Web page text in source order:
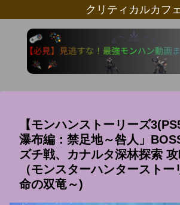
クリティカルカフ
【モンハンストーリーズ
瀑布編：禁足地～咎人」
ズチ戦、カナルタ深林探索
（モンスターハンターストー
命の双竜～)